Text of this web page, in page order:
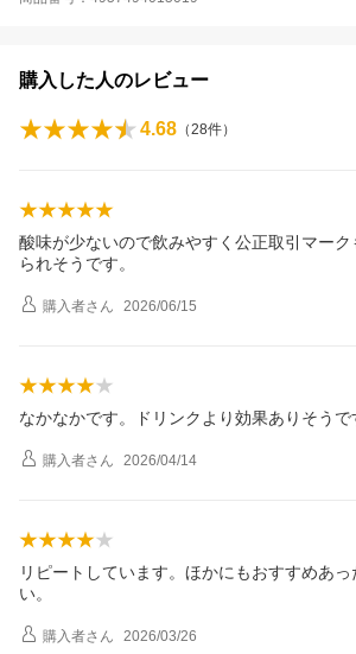
購入した人のレビュー
4.68 （28件）
酸味が少ないので飲みやすく公正取引マー
られそうです。
購入者さん 2026/06/15
なかなかです。ドリンクより効果ありそうで
購入者さん 2026/04/14
リピートしています。ほかにもおすすめあっ
い。
購入者さん 2026/03/26